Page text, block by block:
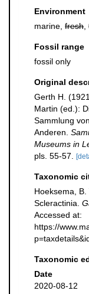
Environment
marine, fresh
Fossil range
fossil only
Original
Gerth H.
Martin (ed.):
Sammlung
Anderen.
Museums in
pls. 55-57.
Taxonomic
Hoeksema,
Scleractinia.
Accessed at:
https://
Taxonomic
Date
2020-08-12